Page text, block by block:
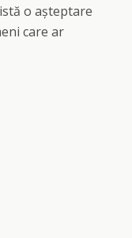
o așteptare
care ar